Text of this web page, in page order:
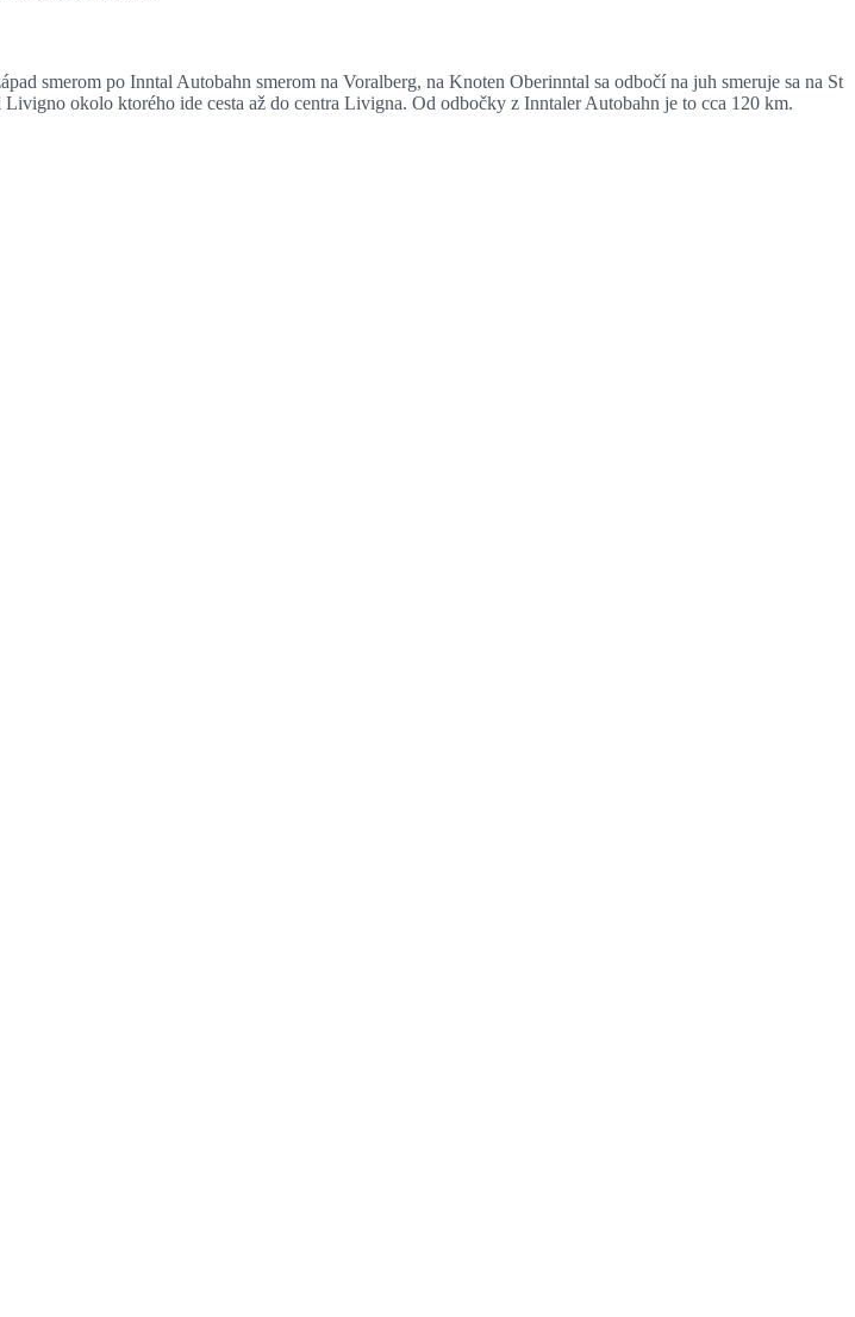
smerom po Inntal Autobahn smerom na Voralberg, na Knoten Oberinntal sa odbočí na juh smeruje sa na St
okolo ktorého ide cesta až do centra Livigna. Od odbočky z Inntaler Autobahn je to cca 120 km.